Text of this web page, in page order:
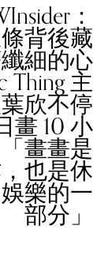
：
背後藏
細的心
Thing 主
欣不停
畫 10 小
畫畫是
也是休
樂的一
部分」